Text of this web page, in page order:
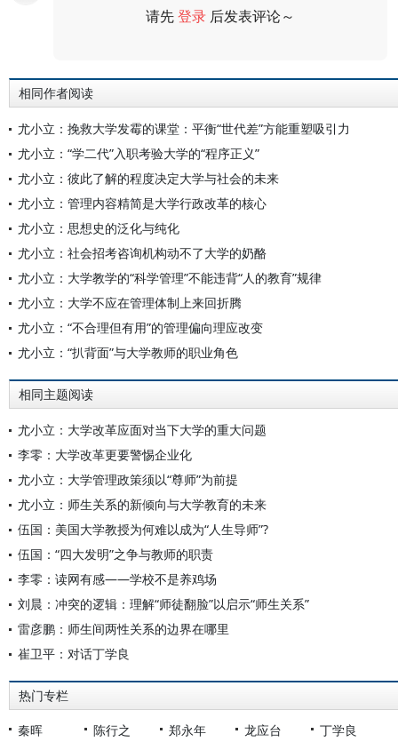
请先登录 后发表评论～
相同作者阅读
尤小立：挽救大学发霉的课堂：平衡“世代差”方能重塑吸引力
尤小立：“学二代”入职考验大学的“程序正义”
尤小立：彼此了解的程度决定大学与社会的未来
尤小立：管理内容精简是大学行政改革的核心
尤小立：思想史的泛化与纯化
尤小立：社会招考咨询机构动不了大学的奶酪
尤小立：大学教学的“科学管理”不能违背“人的教育”规律
尤小立：大学不应在管理体制上来回折腾
尤小立：“不合理但有用”的管理偏向理应改变
尤小立：“扒背面”与大学教师的职业角色
相同主题阅读
尤小立：大学改革应面对当下大学的重大问题
李零：大学改革更要警惕企业化
尤小立：大学管理政策须以“尊师”为前提
尤小立：师生关系的新倾向与大学教育的未来
伍国：美国大学教授为何难以成为“人生导师”?
伍国：“四大发明”之争与教师的职责
李零：读网有感——学校不是养鸡场
刘晨：冲突的逻辑：理解“师徒翻脸”以启示“师生关系”
雷彦鹏：师生间两性关系的边界在哪里
崔卫平：对话丁学良
热门专栏
秦晖 陈行之 郑永年 龙应台 丁学良